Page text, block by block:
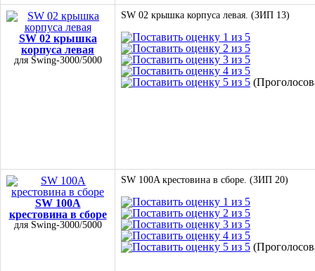
SW 02 крышка
корпуса левая
для Swing-3000/5000
SW 02 крышка корпуса левая. (ЗИП 13)
SW 100A
крестовина в сборе
для Swing-3000/5000
SW 100A крестовина в сборе. (ЗИП 20)